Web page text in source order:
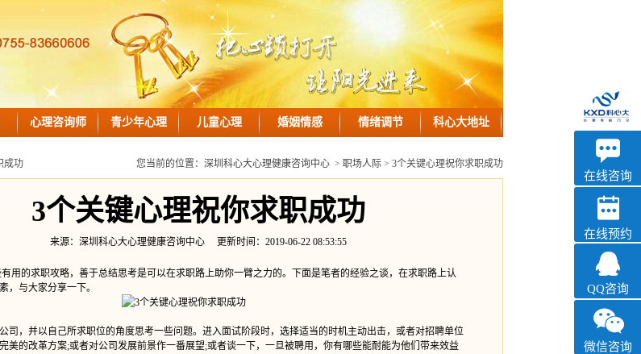
心理咨询师 青少年心理 儿童心理 婚姻情感 情绪调节 科心大地址
您当前的位置： 深圳科心大心理健康咨询中心 > 职场人际 > 3个关键心理祝你求职成功
成功
3个关键心理祝你求职成功
来源：深圳科心大心理健康咨询中心 更新时间：2019-06-22 08:53:55
的求职攻略，善于总结思考是可以在求职路上助你一臂之力的。下面是笔者的经验之谈，在求职路上认
，与大家分享一下。
，并以自己所求职位的角度思考一些问题。进入面试阶段时，选择适当的时机主动出击，或者对招聘单位
美的改革方案;或者对公司发展前景作一番展望;或者谈一下，一旦被聘用，你有哪些能耐能为他们带来效益
优眠
心理咨询
在线咨询
在线预约
QQ咨询
微信咨询